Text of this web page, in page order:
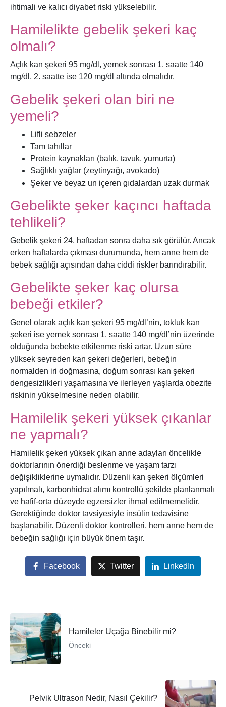
ihtimali ve kalıcı diyabet riski yükselebilir.
Hamilelikte gebelik şekeri kaç
olmalı?
Açlık kan şekeri 95 mg/dl, yemek sonrası 1. saatte 140
mg/dl, 2. saatte ise 120 mg/dl altında olmalıdır.
Gebelik şekeri olan biri ne
yemeli?
Lifli sebzeler
Tam tahıllar
Protein kaynakları (balık, tavuk, yumurta)
Sağlıklı yağlar (zeytinyağı, avokado)
Şeker ve beyaz un içeren gıdalardan uzak durmak
Gebelikte şeker kaçıncı haftada
tehlikeli?
Gebelik şekeri 24. haftadan sonra daha sık görülür. Ancak
erken haftalarda çıkması durumunda, hem anne hem de
bebek sağlığı açısından daha ciddi riskler barındırabilir.
Gebelikte şeker kaç olursa
bebeği etkiler?
Genel olarak açlık kan şekeri 95 mg/dl’nin, tokluk kan
şekeri ise yemek sonrası 1. saatte 140 mg/dl’nin üzerinde
olduğunda bebekte etkilenme riski artar. Uzun süre
yüksek seyreden kan şekeri değerleri, bebeğin
normalden iri doğmasına, doğum sonrası kan şekeri
dengesizlikleri yaşamasına ve ilerleyen yaşlarda obezite
riskinin yükselmesine neden olabilir.
Hamilelik şekeri yüksek çıkanlar
ne yapmalı?
Hamilelik şekeri yüksek çıkan anne adayları öncelikle
doktorlarının önerdiği beslenme ve yaşam tarzı
değişikliklerine uymalıdır. Düzenli kan şekeri ölçümleri
yapılmalı, karbonhidrat alımı kontrollü şekilde planlanmalı
ve hafif-orta düzeyde egzersizler ihmal edilmemelidir.
Gerektiğinde doktor tavsiyesiyle insülin tedavisine
başlanabilir. Düzenli doktor kontrolleri, hem anne hem de
bebeğin sağlığı için büyük önem taşır.
Facebook Twitter LinkedIn
Hamileler Uçağa Binebilir mi?
Önceki
Pelvik Ultrason Nedir, Nasıl Çekilir?